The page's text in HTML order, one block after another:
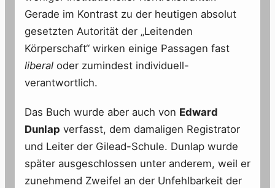
Gerade im Kontrast zu der heutigen absolut
gesetzten Autorität der „Leitenden
Körperschaft“ wirken einige Passagen fast
liberal oder zumindest individuell-
verantwortlich.
Das Buch wurde aber auch von Edward
Dunlap verfasst, dem damaligen Registrator
und Leiter der Gilead-Schule. Dunlap wurde
später ausgeschlossen unter anderem, weil er
zunehmend Zweifel an der Unfehlbarkeit der